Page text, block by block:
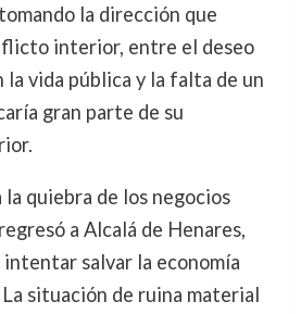
la dirección que
interior, entre el deseo
la vida pública y la falta de un
gran parte de su
quiebra de los negocios
a Alcalá de Henares,
intentar salvar la economía
situación de ruina material